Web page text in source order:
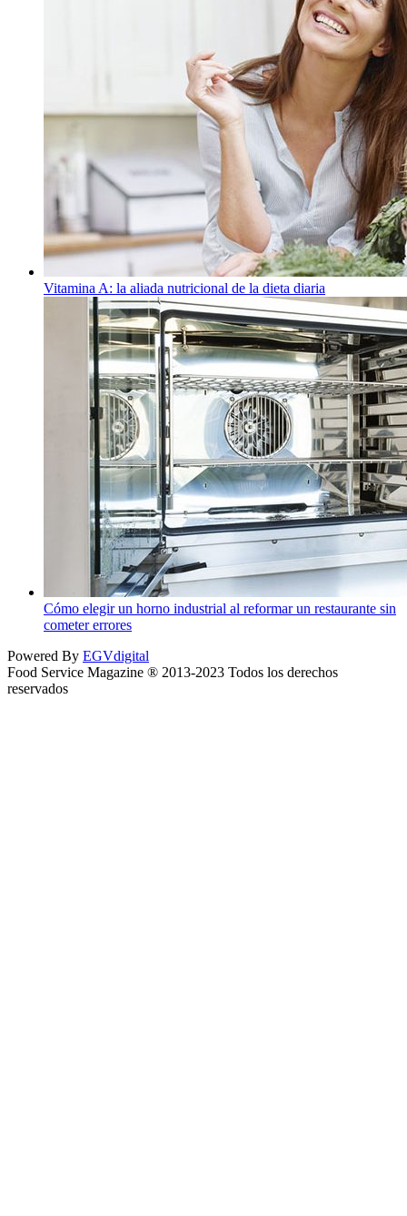
Vitamina A: la aliada nutricional de la dieta diaria
Cómo elegir un horno industrial al reformar un restaurante sin
cometer errores
Powered By EGVdigital
Food Service Magazine ® 2013-2023 Todos los derechos
reservados